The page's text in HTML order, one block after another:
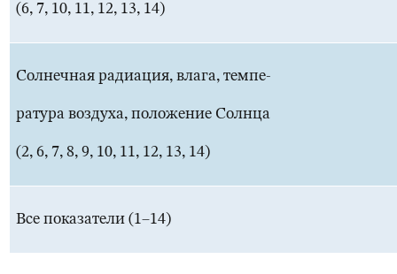
(6, 7, 10, 11, 12, 13, 14)
Солнечная радиация, влага, темпе-
ратура воздуха, положение Солнца
(2, 6, 7, 8, 9, 10, 11, 12, 13, 14)
Все показатели (1–14)